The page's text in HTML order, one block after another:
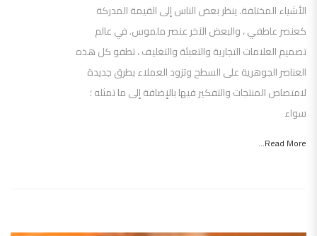
الأشياء المختلفة. ينظر بعض الناس إلى القيمة المدركة
كعنصر عاطفي ، والبعض الآخر عنصر ملموس. في عالم
تصميم العلامات التجارية والتعبئة والتغليف ، تطفو كل هذه
العناصر الجوهرية على السطح وتزود العملاء بطرق جديدة
لامتصاص المنتجات والتفكير فيها بالإضافة إلى ما تمثله ؛
سواء
Read More...